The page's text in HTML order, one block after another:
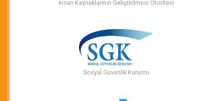
İnsan Kaynaklarının Geliştirilmesi Otoritesi
Sosyal Güvenlik Kurumu